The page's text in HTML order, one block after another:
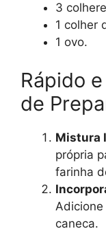
3
1 colher
1 ovo.
Rápido
de
Mistura
própria
farinha
caneca.